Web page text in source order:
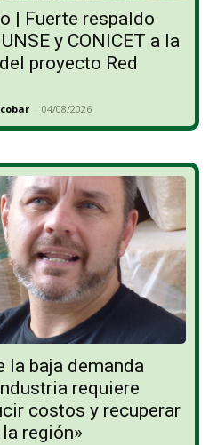
| Fuerte respaldo
y CONICET a la
proyecto Red
- 04/08/2026
la baja demanda
requiere
costos y recuperar
región»